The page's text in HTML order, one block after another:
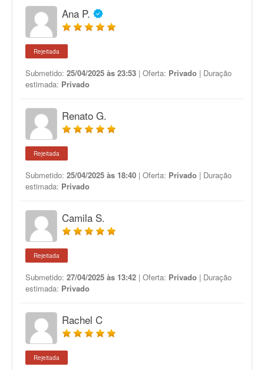
Ana P.
Rejeitada
Submetido: 25/04/2025 às 23:53 | Oferta: Privado | Duração
estimada: Privado
Renato G.
Rejeitada
Submetido: 25/04/2025 às 18:40 | Oferta: Privado | Duração
estimada: Privado
Camila S.
Rejeitada
Submetido: 27/04/2025 às 13:42 | Oferta: Privado | Duração
estimada: Privado
Rachel C
Rejeitada